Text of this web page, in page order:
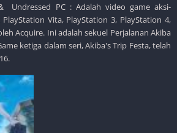
Undressed PC : Adalah video game aksi-
Vita, PlayStation 3, PlayStation 4,
Acquire. Ini adalah sekuel Perjalanan Akiba
ketiga dalam seri, Akiba's Trip Festa, telah